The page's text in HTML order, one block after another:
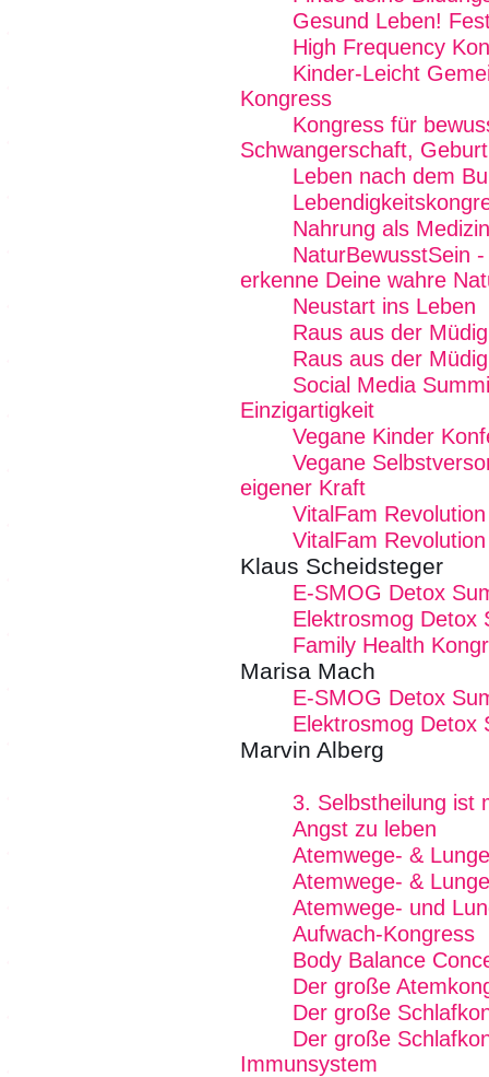
Gesund Leben!
High Frequency
Kinder-Leicht
Kongress
Kongress für
Schwangerschaft,
Leben nach dem
Nahrung als Medizin
NaturBewusstSein
erkenne Deine wahre
Neustart ins Leben
Raus aus der
Raus aus der
Social Media
Einzigartigkeit
Vegane Kinder
Vegane
eigener Kraft
VitalFam Revolution
VitalFam
Klaus Scheidsteger
E-SMOG Detox
Elektrosmog Detox
Family Health
Marisa Mach
E-SMOG Detox
Elektrosmog Detox
Marvin Alberg
3. Selbstheilung ist
Angst zu leben
Atemwege- &
Atemwege- &
Atemwege- und
Aufwach-Kongress
Body Balance
Der große
Der große
Der große
Immunsystem